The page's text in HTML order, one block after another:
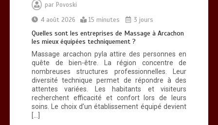
par Povoski
4 août 2026
15 minutes 3 jours
Quelles sont les entreprises de Massage à Arcachon
les mieux équipées techniquement ?
Massage arcachon pyla attire des personnes en
quête de bien-être. La région concentre de
nombreuses structures professionnelles. Leur
diversité technique permet de répondre à des
attentes variées. Les habitants et visiteurs
recherchent efficacité et confort lors de leurs
soins. Le choix d’un établissement équipé devient
[…]